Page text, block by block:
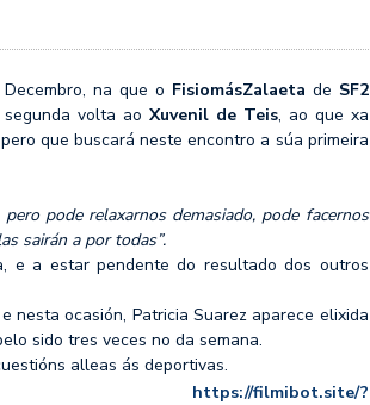
na que o FisiomásZalaeta de SF2
volta ao Xuvenil de Teis, ao que xa
que buscará neste encontro a súa primeira
pode relaxarnos demasiado, pode facernos
sairán a por todas”.
e a estar pendente do resultado dos outros
ocasión, Patricia Suarez aparece elixida
sido tres veces no da semana.
alleas ás deportivas.
?